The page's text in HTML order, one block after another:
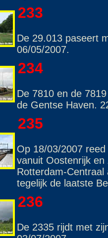
233
De 29.013 paseert
06/05/2007.
234
De 7810 en de
de Gentse Haven.
235
Op 18/03/2007
vanuit Oostenrijk
Rotterdam-
tegelijk de laatste
236
De 2335 rijdt met